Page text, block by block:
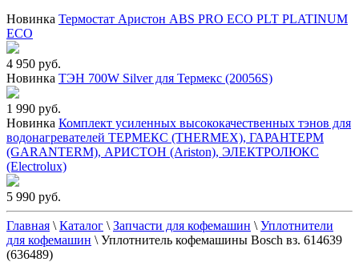
Новинка Термостат Аристон ABS PRO ECO PLT PLATINUM
ECO
4 950 руб.
Новинка ТЭН 700W Silver для Термекс (20056S)
1 990 руб.
Новинка Комплект усиленных высококачественных тэнов для
водонагревателей ТЕРМЕКС (THERMEX), ГАРАНТЕРМ
(GARANTERM), АРИСТОН (Ariston), ЭЛЕКТРОЛЮКС
(Electrolux)
5 990 руб.
Главная \ Каталог \ Запчасти для кофемашин \ Уплотнители
для кофемашин \ Уплотнитель кофемашины Bosch вз. 614639
(636489)